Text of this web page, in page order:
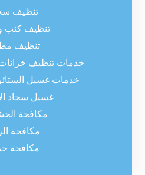
تنظيف
تنظيف كنب
تنظيف
خدمات تنظيف خزانات
خدمات غسيل
غسيل سجاد
مكافحة
مكافحة
مكافحة